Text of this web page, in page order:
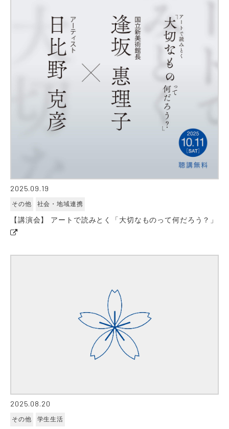
2025.09.19
その他 社会・地域連携
【講演会】 アートで読みとく「大切なものって何だろう？」
2025.08.20
その他 学生生活